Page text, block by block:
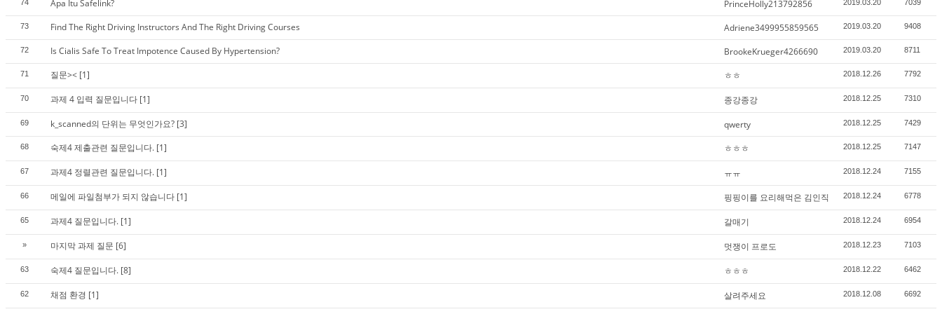
74 Apa Itu Safelink? PrinceHolly213792856 2019.03.20 7039
73 Find The Right Driving Instructors And The Right Driving Courses Adriene3499955859565 2019.03.20 9408
72 Is Cialis Safe To Treat Impotence Caused By Hypertension? BrookeKrueger4266690 2019.03.20 8711
71 질문>< [1] ㅎㅎ 2018.12.26 7792
70 과제 4 입력 질문입니다 [1] 종강종강 2018.12.25 7310
69 k_scanned의 단위는 무엇인가요? [3] qwerty 2018.12.25 7429
68 숙제4 제출관련 질문입니다. [1] ㅎㅎㅎ 2018.12.25 7147
67 과제4 정렬관련 질문입니다. [1] ㅠㅠ 2018.12.24 7155
66 메일에 파일첨부가 되지 않습니다 [1] 핑핑이를 요리해먹은 김인직 2018.12.24 6778
65 과제4 질문입니다. [1] 갈매기 2018.12.24 6954
» 마지막 과제 질문 [6] 멋쟁이 프로도 2018.12.23 7103
63 숙제4 질문입니다. [8] ㅎㅎㅎ 2018.12.22 6462
62 채점 환경 [1] 살려주세요 2018.12.08 6692